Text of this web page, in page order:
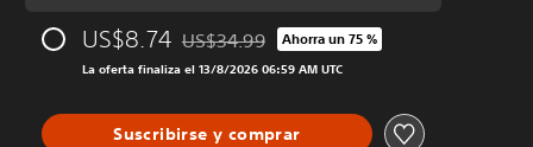
US$8.74 Rebajado del precio original de US$34.99
US$34.99 Ahorra un 75 %
La oferta finaliza el 13/8/2026 06:59 AM UTC
Suscribirse y comprar